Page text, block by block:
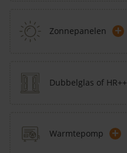
Zonnepanelen +
Dubbelglas of HR++
Warmtepomp +